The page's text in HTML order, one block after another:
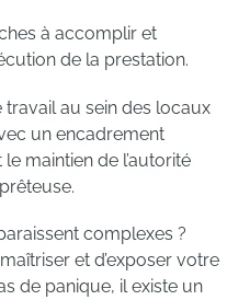
à accomplir et
de la prestation.
travail au sein des locaux
un encadrement
maintien de l’autorité
complexes ?
et d’exposer votre
de panique, il existe un